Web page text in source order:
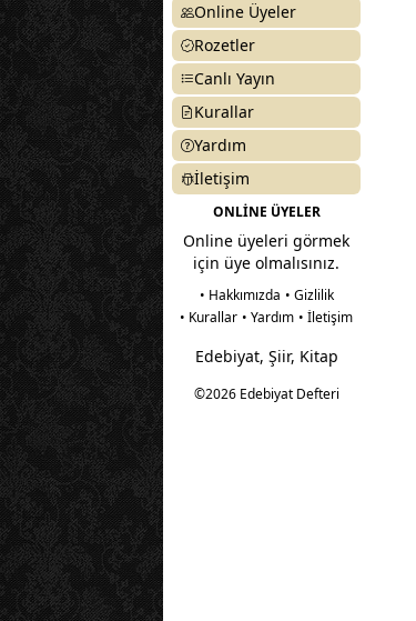
Online Üyeler
Rozetler
Canlı Yayın
Kurallar
Yardım
İletişim
ONLİNE ÜYELER
Online üyeleri görmek
için üye olmalısınız.
• Hakkımızda • Gizlilik
• Kurallar • Yardım • İletişim
Edebiyat, Şiir, Kitap
©2026 Edebiyat Defteri